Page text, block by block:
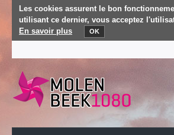
Les cookies assurent le bon
utilisant ce dernier, vous acceptez
En savoir plus
OK